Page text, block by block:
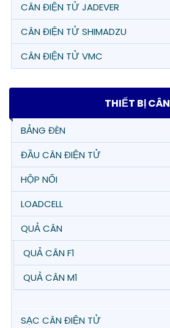
CÂN ĐIỆN TỬ JADEVER
CÂN ĐIỆN TỬ SHIMADZU
CÂN ĐIỆN TỬ VMC
THIẾT BỊ CÂN
BẢNG ĐÈN
ĐẦU CÂN ĐIỆN TỬ
HỘP NỐI
LOADCELL
QUẢ CÂN
QUẢ CÂN F1
QUẢ CÂN M1
SẠC CÂN ĐIỆN TỬ